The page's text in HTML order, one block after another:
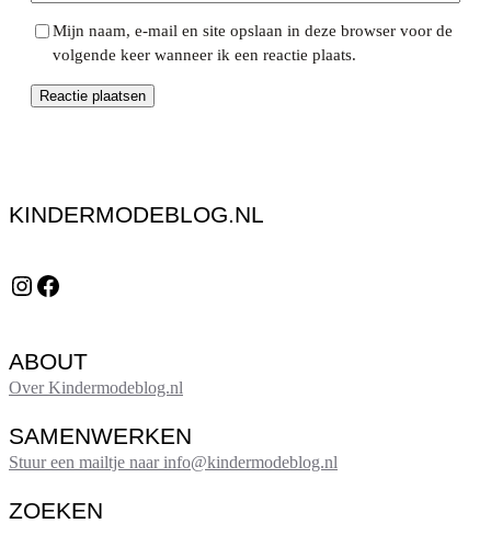
Mijn naam, e-mail en site opslaan in deze browser voor de
volgende keer wanneer ik een reactie plaats.
KINDERMODEBLOG.NL
Instagram Facebook
ABOUT
Over Kindermodeblog.nl
SAMENWERKEN
Stuur een mailtje naar info@kindermodeblog.nl
ZOEKEN